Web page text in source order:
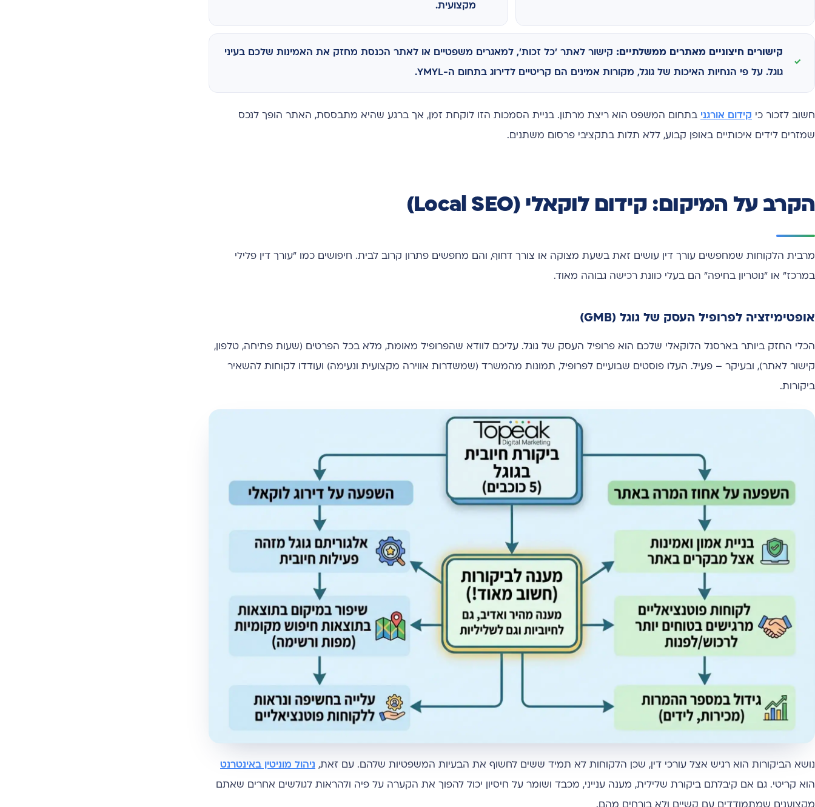
מקצועית.
קישורים חיצוניים מאתרים ממשלתיים: קישור לאתר 'כל זכות', למאגרים משפטיים או לאתר הכנסת מחזק את האמינות שלכם בעיני
גוגל. על פי הנחיות האיכות של גוגל, מקורות אמינים הם קריטיים לדירוג בתחום ה-YMYL.
חשוב לזכור כי קידום אורגני בתחום המשפט הוא ריצת מרתון. בניית הסמכות הזו לוקחת זמן, אך ברגע שהיא מתבססת, האתר הופך לנכס
שמזרים לידים איכותיים באופן קבוע, ללא תלות בתקציבי פרסום משתנים.
הקרב על המיקום: קידום לוקאלי (Local SEO)
מרבית הלקוחות שמחפשים עורך דין עושים זאת בשעת מצוקה או צורך דחוף, והם מחפשים פתרון קרוב לבית. חיפושים כמו "עורך דין פלילי
במרכז" או "נוטריון בחיפה" הם בעלי כוונת רכישה גבוהה מאוד.
אופטימיזציה לפרופיל העסק של גוגל (GMB)
הכלי החזק ביותר בארסנל הלוקאלי שלכם הוא פרופיל העסק של גוגל. עליכם לוודא שהפרופיל מאומת, מלא בכל הפרטים (שעות פתיחה, טלפון,
קישור לאתר), ובעיקר – פעיל. העלו פוסטים שבועיים לפרופיל, תמונות מהמשרד (שמשדרות אווירה מקצועית ונעימה) ועודדו לקוחות להשאיר
ביקורות.
נושא הביקורות הוא רגיש אצל עורכי דין, שכן הלקוחות לא תמיד ששים לחשוף את הבעיות המשפטיות שלהם. עם זאת, ניהול מוניטין באינטרנט
הוא קריטי. גם אם קיבלתם ביקורת שלילית, מענה ענייני, מכבד ושומר על חיסיון יכול להפוך את הקערה על פיה ולהראות לגולשים אחרים שאתם